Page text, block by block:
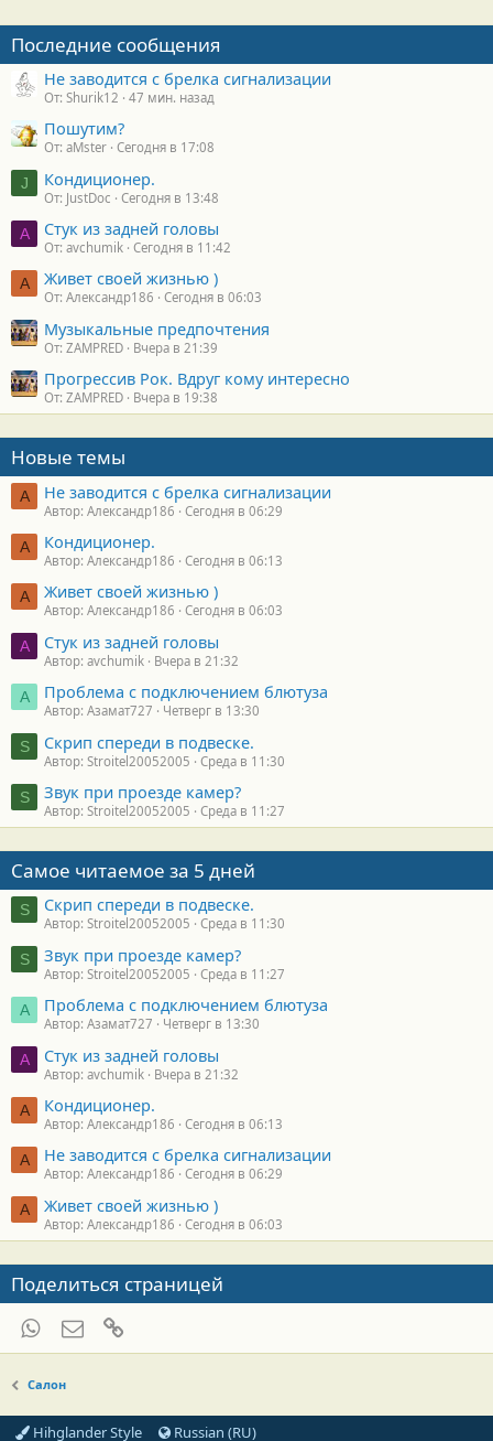
Последние сообщения
Не заводится с брелка сигнализации
От: Shurik12 47 мин. назад
Пошутим?
От: aMster Сегодня в 17:08
J Кондиционер.
От: JustDoc Сегодня в 13:48
A Стук из задней головы
От: avchumik Сегодня в 11:42
А Живет своей жизнью )
От: Александр186 Сегодня в 06:03
Музыкальные предпочтения
От: ZAMPRED Вчера в 21:39
Прогрессив Рок. Вдруг кому интересно
От: ZAMPRED Вчера в 19:38
Новые темы
А Не заводится с брелка сигнализации
Автор: Александр186 Сегодня в 06:29
А Кондиционер.
Автор: Александр186 Сегодня в 06:13
А Живет своей жизнью )
Автор: Александр186 Сегодня в 06:03
A Стук из задней головы
Автор: avchumik Вчера в 21:32
А Проблема с подключением блютуза
Автор: Азамат727 Четверг в 13:30
S Скрип спереди в подвеске.
Автор: Stroitel20052005 Среда в 11:30
S Звук при проезде камер?
Автор: Stroitel20052005 Среда в 11:27
Самое читаемое за 5 дней
S Скрип спереди в подвеске.
Автор: Stroitel20052005 Среда в 11:30
S Звук при проезде камер?
Автор: Stroitel20052005 Среда в 11:27
А Проблема с подключением блютуза
Автор: Азамат727 Четверг в 13:30
A Стук из задней головы
Автор: avchumik Вчера в 21:32
А Кондиционер.
Автор: Александр186 Сегодня в 06:13
А Не заводится с брелка сигнализации
Автор: Александр186 Сегодня в 06:29
А Живет своей жизнью )
Автор: Александр186 Сегодня в 06:03
Поделиться страницей
WhatsAppЭлектронная почта
Салон
Hihglander Style Russian (RU)